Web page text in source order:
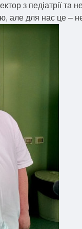
з педіатрії та
але для нас це